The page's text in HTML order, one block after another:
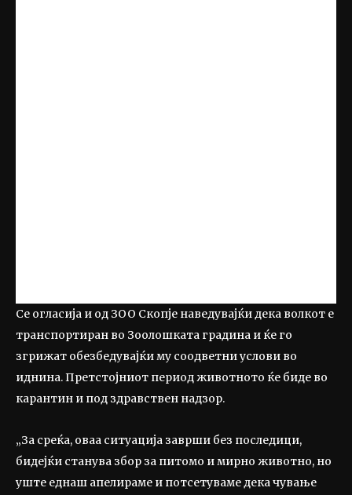
Се огласија и од ЗОО Скопје наведувајќи дека волкот е
транспортиран во Зоолошката градина и ќе го
згрижат обезбедувајќи му соодветни услови во
иднина. Претстојниот период животното ќе биде во
карантин и под здравствен надзор.
„За среќа, оваа ситуација заврши без последици,
бидејќи станува збор за питомо и мирно животно, но
уште еднаш апелираме и потсетуваме дека чување